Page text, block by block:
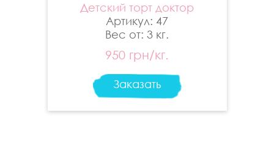
Детский торт доктор
Артикул: 47
Вес от: 3 кг.
950 грн/кг.
Заказать